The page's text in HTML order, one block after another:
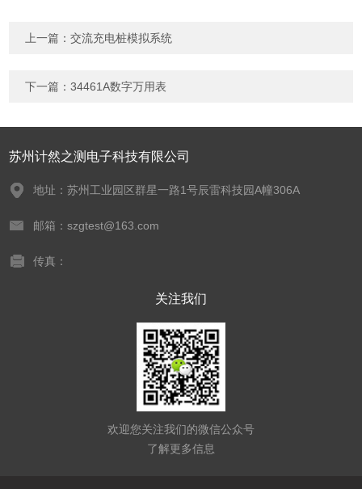
上一篇：交流充电桩模拟系统
下一篇：34461A数字万用表
苏州计然之测电子科技有限公司
地址：苏州工业园区群星一路1号辰雷科技园A幢306A
邮箱：szgtest@163.com
传真：
关注我们
欢迎您关注我们的微信公众号
了解更多信息